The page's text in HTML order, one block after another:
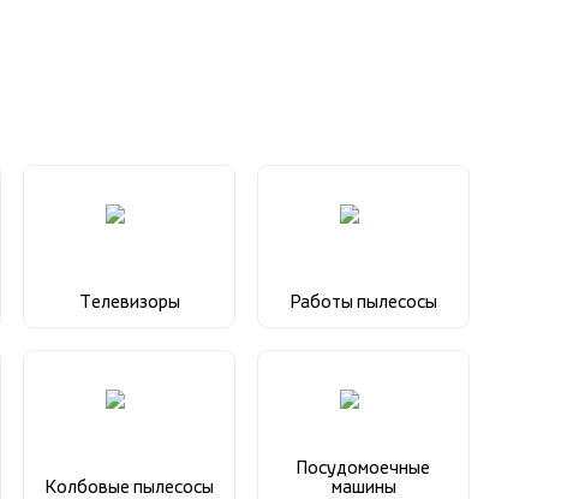
Телевизоры Работы пылесосы
Колбовые пылесосы
Посудомоечные
машины